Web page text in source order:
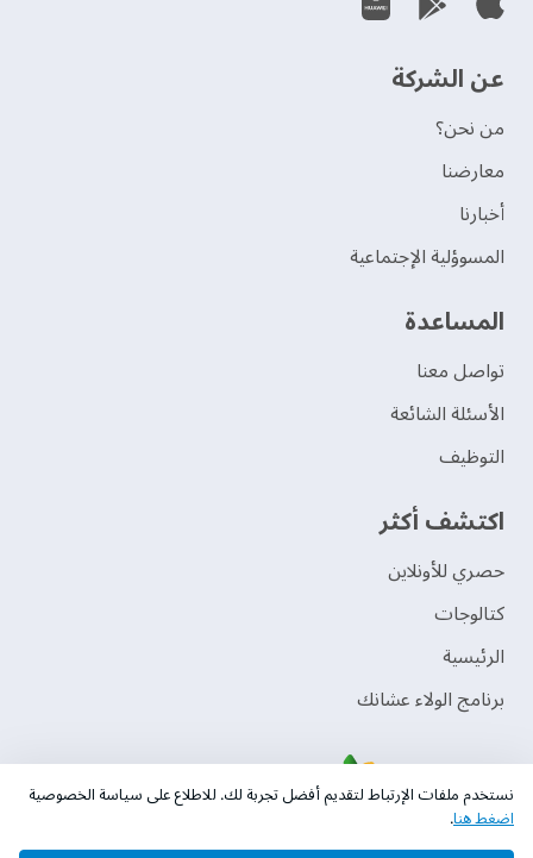
عن الشركة
من نحن؟
‫معارضنا‬
‫أخبارنا‬
المسوؤلية الإجتماعية
‫المساعدة‬
تواصل معنا
الأسئلة الشائعة
التوظيف
اكتشف أكثر
حصري للأونلاين
‫كتالوجات‬
الرئيسية
برنامج الولاء عشانك
نستخدم ملفات الإرتباط لتقديم أفضل تجربة لك. للاطلاع على سياسة الخصوصية
اضغط هنا.